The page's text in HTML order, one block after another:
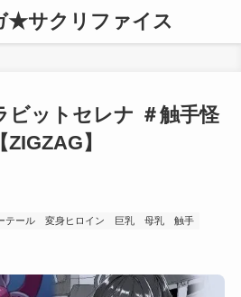
★サクリファイス
ビットセレナ ＃触手怪
】
テール 変身ヒロイン 巨乳 母乳
触手